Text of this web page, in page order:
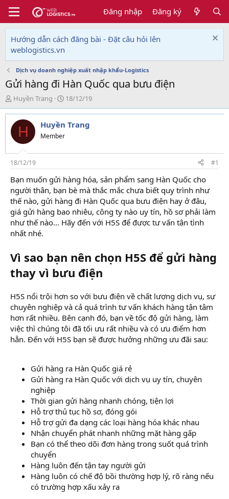
Đăng nhập Đăng ký
Hướng dẫn cách đăng bài - Đặt câu hỏi lên
weblogistics.vn
Dịch vụ doanh nghiệp xuất nhập khẩu-Logistics
Gửi hàng đi Hàn Quốc qua bưu điện
T
h
r
e
d
s
t
a
r
t
e
r
Huyền Trang
N
g
à
y
i
18/12/19
H Huyền Trang
Member
18/12/19 #1
Bạn muốn gửi hàng hóa, sản phẩm sang Hàn Quốc cho
người thân, bạn bè mà thắc mắc chưa biết quy trình như
thế nào, gửi hàng đi Hàn Quốc qua bưu điện hay ở đâu,
giá gửi hàng bao nhiêu, công ty nào uy tín, hồ sơ phải làm
như thế nào… Hãy đến với H5S để được tư vấn tận tình
nhất nhé.
Vì sao bạn nên chọn H5S để gửi hàng
thay vì bưu điện
H5S nổi trội hơn so với bưu điện về chất lượng dịch vụ, sự
chuyên nghiệp và cả quá trình tư vấn khách hàng tận tâm
hơn rất nhiều. Bên cạnh đó, bạn về tốc độ gửi hàng, làm
việc thì chúng tôi đã tối ưu rất nhiều và có ưu điểm hơn
hẳn. Đến với H5S bạn sẽ được hưởng những ưu đãi sau:
Gửi hàng ra Hàn Quốc giá rẻ
Gửi hàng ra Hàn Quốc với dịch vụ uy tín, chuyên
nghiệp
Thời gian gửi hàng nhanh chóng, tiện lợi
Hỗ trợ thủ tục hồ sơ, đóng gói
Hỗ trợ gửi đa dạng các loại hàng hóa khác nhau
Nhận chuyển phát nhanh những mặt hàng gấp
Bạn có thể theo dõi đơn hàng trong suốt quá trình
chuyển
Hàng luôn đến tận tay người gửi
Hàng luôn có chế độ bồi thường hợp lý, rõ ràng nếu
có trường hợp xấu xảy ra